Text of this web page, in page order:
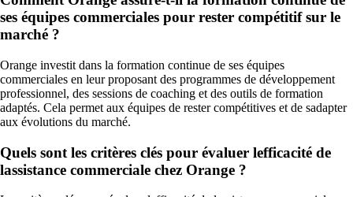
ses équipes commerciales pour rester compétitif sur le
marché ?
Orange investit dans la formation continue de ses équipes
commerciales en leur proposant des programmes de développement
professionnel, des sessions de coaching et des outils de formation
adaptés. Cela permet aux équipes de rester compétitives et de sadapter
aux évolutions du marché.
Quels sont les critères clés pour évaluer lefficacité de
lassistance commerciale chez Orange ?